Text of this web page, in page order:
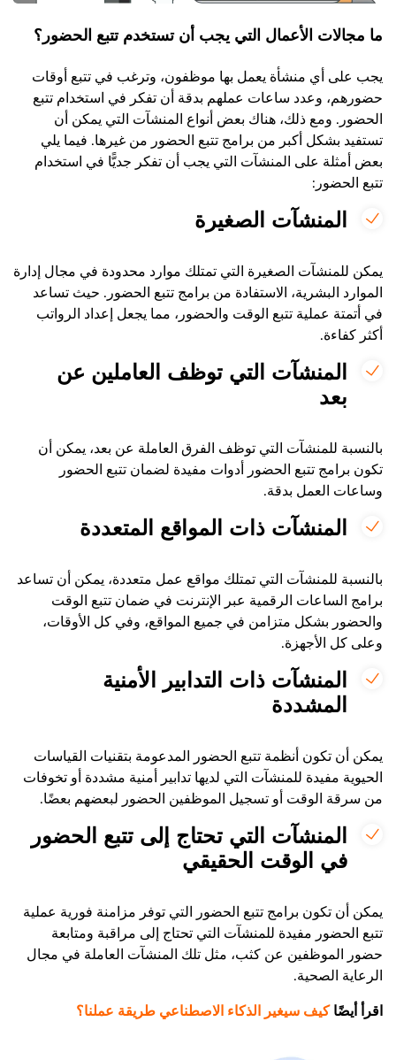
ما مجالات الأعمال التي يجب أن تستخدم تتبع الحضور؟
يجب على أي منشأة يعمل بها موظفون، وترغب في تتبع أوقات
حضورهم، وعدد ساعات عملهم بدقة أن تفكر في استخدام تتبع
الحضور. ومع ذلك، هناك بعض أنواع المنشآت التي يمكن أن
تستفيد بشكل أكبر من برامج تتبع الحضور من غيرها. فيما يلي
بعض أمثلة على المنشآت التي يجب أن تفكر جديًّا في استخدام
تتبع الحضور:
المنشآت الصغيرة
يمكن للمنشآت الصغيرة التي تمتلك موارد محدودة في مجال إدارة
الموارد البشرية، الاستفادة من برامج تتبع الحضور. حيث تساعد
في أتمتة عملية تتبع الوقت والحضور، مما يجعل إعداد الرواتب
أكثر كفاءة.
المنشآت التي توظف العاملين عن
بعد
بالنسبة للمنشآت التي توظف الفرق العاملة عن بعد، يمكن أن
تكون برامج تتبع الحضور أدوات مفيدة لضمان تتبع الحضور
وساعات العمل بدقة.
المنشآت ذات المواقع المتعددة
بالنسبة للمنشآت التي تمتلك مواقع عمل متعددة، يمكن أن تساعد
برامج الساعات الرقمية عبر الإنترنت في ضمان تتبع الوقت
والحضور بشكل متزامن في جميع المواقع، وفي كل الأوقات،
وعلى كل الأجهزة.
المنشآت ذات التدابير الأمنية
المشددة
يمكن أن تكون أنظمة تتبع الحضور المدعومة بتقنيات القياسات
الحيوية مفيدة للمنشآت التي لديها تدابير أمنية مشددة أو تخوفات
من سرقة الوقت أو تسجيل الموظفين الحضور لبعضهم بعضًا.
المنشآت التي تحتاج إلى تتبع الحضور
في الوقت الحقيقي
يمكن أن تكون برامج تتبع الحضور التي توفر مزامنة فورية عملية
تتبع الحضور مفيدة للمنشآت التي تحتاج إلى مراقبة ومتابعة
حضور الموظفين عن كثب، مثل تلك المنشآت العاملة في مجال
الرعاية الصحية.
اقرأ أيضًاكيف سيغير الذكاء الاصطناعي طريقة عملنا؟